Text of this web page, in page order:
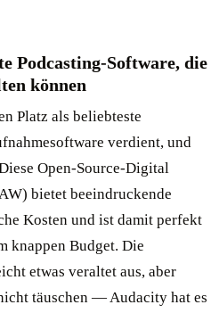
Podcasting-Software, die
können
Platz als beliebteste
verdient, und
Open-Source-Digital
bietet beeindruckende
Kosten und ist damit perfekt
knappen Budget. Die
etwas veraltet aus, aber
täuschen — Audacity hat es